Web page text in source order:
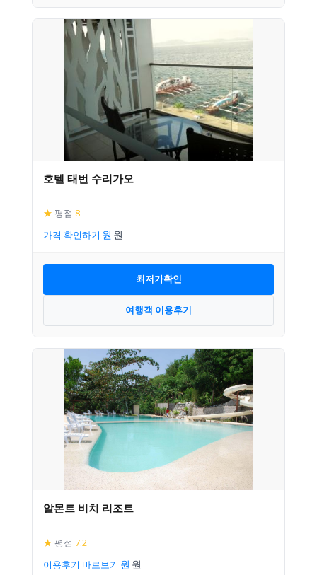
호텔 태번 수리가오
★ 평점 8
가격 확인하기
최저가확인
여행객 이용후기
알몬트 비치 리조트
★ 평점 7.2
이용후기 바로보기